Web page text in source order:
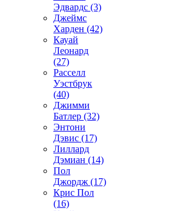
Эдвардс (3)
Джеймс
Харден (42)
Кауай
Леонард
(27)
Расселл
Уэстбрук
(40)
Джимми
Батлер (32)
Энтони
Дэвис (17)
Лиллард
Дэмиан (14)
Пол
Джордж (17)
Крис Пол
(16)